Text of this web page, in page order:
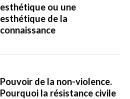
esthétique ou une
esthétique de la
connaissance
Pouvoir de la non-violence.
Pourquoi la résistance civile